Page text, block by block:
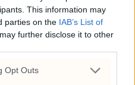
This information may
parties on the IAB’s List of
further disclose it to other
Opt Outsom i AI-